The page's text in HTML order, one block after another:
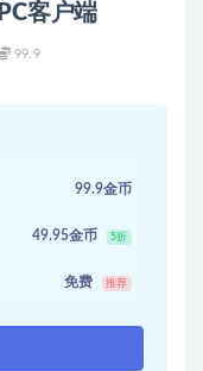
客户端
99.9
99.9金币
49.95金币 5折
免费 推荐